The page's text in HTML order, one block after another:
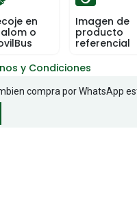
en
o
Imagen de
producto
referencial
y Condiciones
compra por WhatsApp